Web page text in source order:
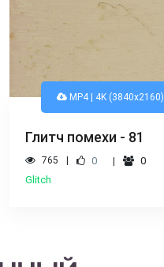
MP4 | 4K (3840x2160)
Глитч помехи - 81
765 0
0
Glitch